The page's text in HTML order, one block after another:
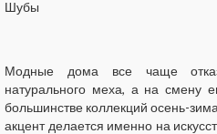
Шубы
Модные дома все чаще
натурального меха, а на смену
большинстве коллекций осень-
акцент делается именно на